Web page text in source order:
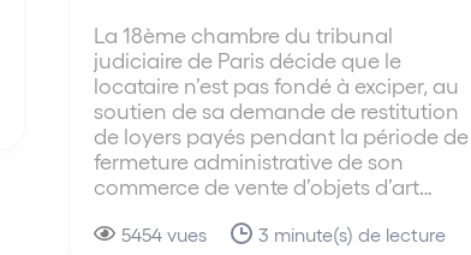
La 18ème chambre du tribunal
judiciaire de Paris décide que le
locataire n’est pas fondé à exciper, au
soutien de sa demande de restitution
de loyers payés pendant la période de
fermeture administrative de son
commerce de vente d’objets d’art…
5454 vues 3 minute(s) de lecture